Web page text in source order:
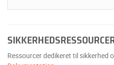
Ressourcer dedikeret til sikkerhed